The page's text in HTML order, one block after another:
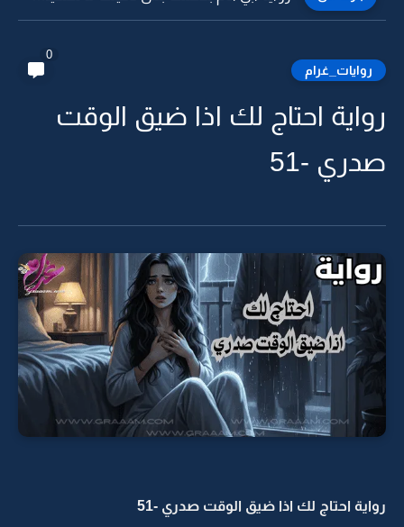
روايات_غرام
0
رواية احتاج لك اذا ضيق الوقت
صدري -51
رواية احتاج لك اذا ضيق الوقت صدري -51